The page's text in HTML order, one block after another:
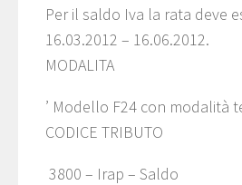
Per il saldo Iva la rata deve
16.03.2012 – 16.06.2012.
MODALITA
’ Modello F24 con modalità
CODICE TRIBUTO
3800 – Irap – Saldo